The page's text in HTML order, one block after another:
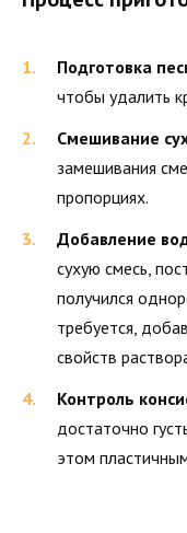
Подготовка
чтобы удалить
Смешивание
замешивания
пропорциях.
Добавление
сухую смесь,
получился
требуется,
свойств
Контроль
достаточно
этом